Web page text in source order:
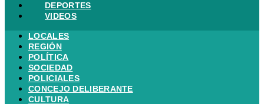
DEPORTES
VIDEOS
LOCALES
REGIÓN
POLÍTICA
SOCIEDAD
POLICIALES
CONCEJO DELIBERANTE
CULTURA